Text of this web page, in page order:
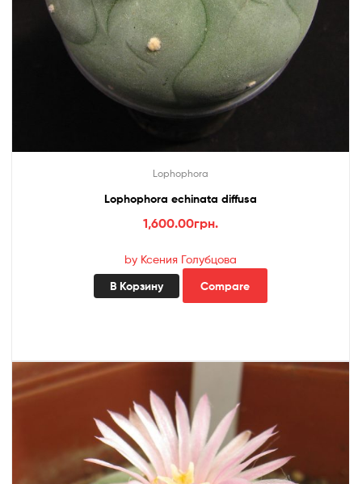
Lophophora
Lophophora echinata diffusa
1,600.00грн.
by Ксения Голубцова
В Корзину Compare